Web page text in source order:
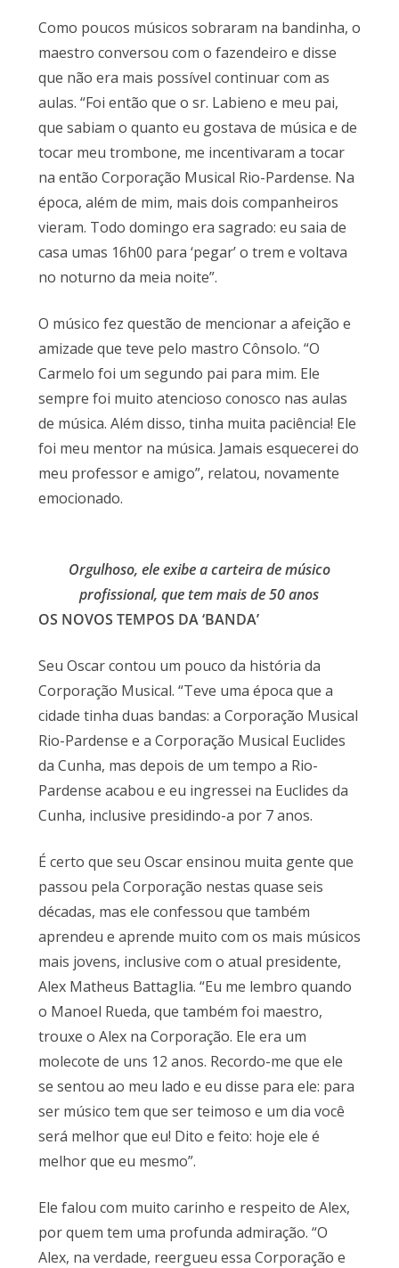
Como poucos músicos sobraram na bandinha, o
maestro conversou com o fazendeiro e disse
que não era mais possível continuar com as
aulas. “Foi então que o sr. Labieno e meu pai,
que sabiam o quanto eu gostava de música e de
tocar meu trombone, me incentivaram a tocar
na então Corporação Musical Rio-Pardense. Na
época, além de mim, mais dois companheiros
vieram. Todo domingo era sagrado: eu saia de
casa umas 16h00 para ‘pegar’ o trem e voltava
no noturno da meia noite”.
O músico fez questão de mencionar a afeição e
amizade que teve pelo mastro Cônsolo. “O
Carmelo foi um segundo pai para mim. Ele
sempre foi muito atencioso conosco nas aulas
de música. Além disso, tinha muita paciência! Ele
foi meu mentor na música. Jamais esquecerei do
meu professor e amigo”, relatou, novamente
emocionado.
Orgulhoso, ele exibe a carteira de músico
profissional, que tem mais de 50 anos
OS NOVOS TEMPOS DA ‘BANDA’
Seu Oscar contou um pouco da história da
Corporação Musical. “Teve uma época que a
cidade tinha duas bandas: a Corporação Musical
Rio-Pardense e a Corporação Musical Euclides
da Cunha, mas depois de um tempo a Rio-
Pardense acabou e eu ingressei na Euclides da
Cunha, inclusive presidindo-a por 7 anos.
É certo que seu Oscar ensinou muita gente que
passou pela Corporação nestas quase seis
décadas, mas ele confessou que também
aprendeu e aprende muito com os mais músicos
mais jovens, inclusive com o atual presidente,
Alex Matheus Battaglia. “Eu me lembro quando
o Manoel Rueda, que também foi maestro,
trouxe o Alex na Corporação. Ele era um
molecote de uns 12 anos. Recordo-me que ele
se sentou ao meu lado e eu disse para ele: para
ser músico tem que ser teimoso e um dia você
será melhor que eu! Dito e feito: hoje ele é
melhor que eu mesmo”.
Ele falou com muito carinho e respeito de Alex,
por quem tem uma profunda admiração. “O
Alex, na verdade, reergueu essa Corporação e